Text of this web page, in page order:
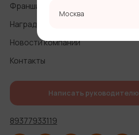
Франшиза
Награды и СМИ
Новости компании
Контакты
Написать руководителю
89377933119
Москва